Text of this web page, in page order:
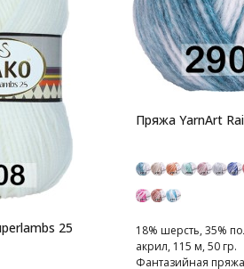
25
Пряжа YarnArt
18% шерсть, 35%
акрил, 115 м, 50 гр.
Фантазийная